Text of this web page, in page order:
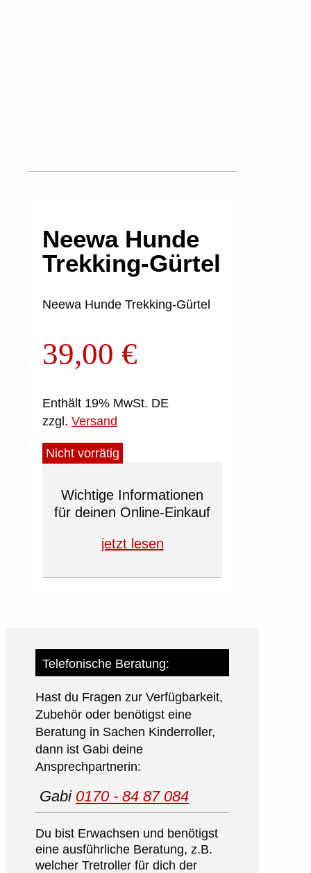
Neewa Hunde
Trekking-Gürtel
Neewa Hunde Trekking-Gürtel
39,00 €
Enthält 19% MwSt. DE
zzgl. Versand
Nicht vorrätig
Wichtige Informationen
für deinen Online-Einkauf
jetzt lesen
Telefonische Beratung:
Hast du Fragen zur Verfügbarkeit,
Zubehör oder benötigst eine
Beratung in Sachen Kinderroller,
dann ist Gabi deine
Ansprechpartnerin:
Gabi 0170 - 84 87 084
Du bist Erwachsen und benötigst
eine ausführliche Beratung, z.B.
welcher Tretroller für dich der